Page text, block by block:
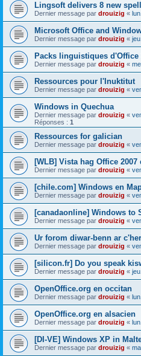
Lingsoft delivers 8 new
Dernier message par drouizig «
Microsoft Office and
Dernier message par drouizig «
Packs linguistiques
Dernier message par drouizig «
Ressources pour l'Inuktitut
Dernier message par drouizig «
Windows in Quechua
Dernier message par drouizig «
Réponses : 1
Ressources for galician
Dernier message par drouizig «
[WLB] Vista hag Office 2007
Dernier message par drouizig «
[chile.com] Windows en
Dernier message par drouizig «
[canadaonline] Windows to
Dernier message par drouizig «
Ur forom diwar-benn ar
Dernier message par drouizig «
[silicon.fr] Do you speak
Dernier message par drouizig «
OpenOffice.org en occitan
Dernier message par drouizig «
OpenOffice.org en alsacien
Dernier message par drouizig «
[DI-VE] Windows XP in
Dernier message par drouizig «